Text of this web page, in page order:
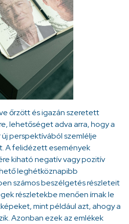
őrzött és igazán szeretett
lehetőséget adva arra, hogy a
perspektívából szemlélje
A felidézett események
kiható negatív vagy pozitív
leghétköznapibb
számos beszélgetés részleteit
részletekbe menően írnak le
mint például azt, ahogy a
Azonban ezek az emlékek